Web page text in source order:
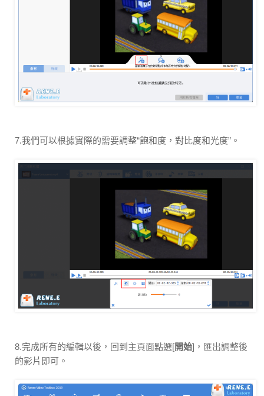
7.我們可以根據實際的需要調整“飽和度，對比度和光度”。
8.完成所有的編輯以後，回到主頁面點選[開始]，匯出調整後
的影片即可。